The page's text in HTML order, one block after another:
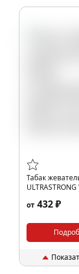
Табак
от 432 ₽